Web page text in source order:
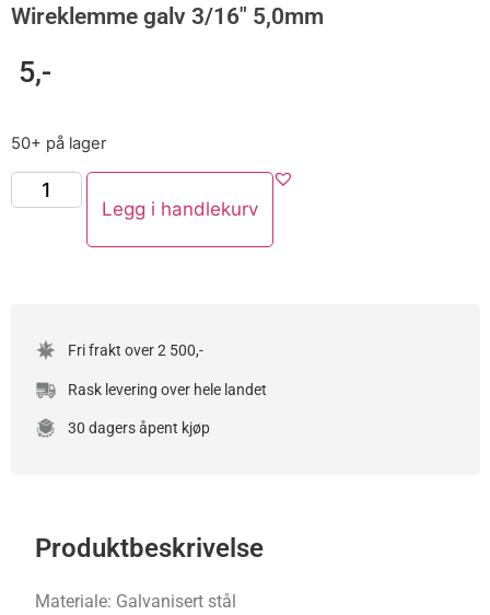
Wireklemme galv 3/16″ 5,0mm
5,-
50+ på lager
Legg i handlekurv
Fri frakt over 2 500,-
Rask levering over hele landet
30 dagers åpent kjøp
Produktbeskrivelse
Materiale: Galvanisert stål